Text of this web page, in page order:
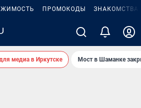
ПРОМОКОДЫ ЗНАКОМСТВА
медиа в Иркутске Мост в Шаманке